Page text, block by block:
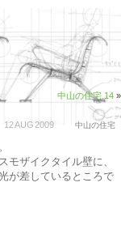
中山の住宅.14 »
12AUG2009 中山の住宅
モザイクタイル壁に、
が差しているところで